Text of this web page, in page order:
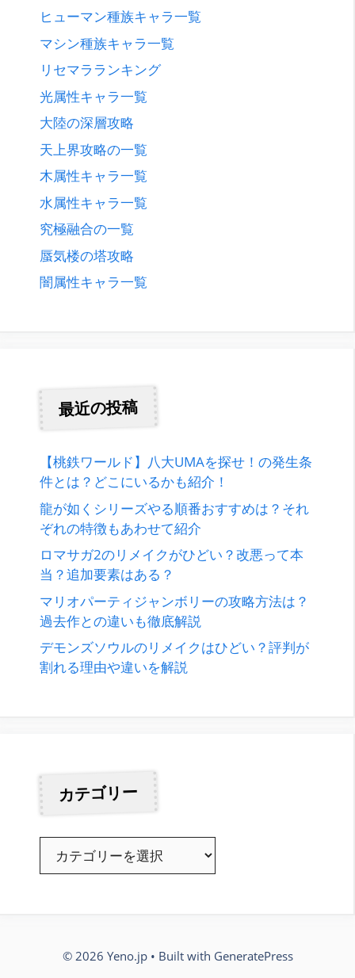
ヒューマン種族キャラ一覧
マシン種族キャラ一覧
リセマラランキング
光属性キャラ一覧
大陸の深層攻略
天上界攻略の一覧
木属性キャラ一覧
水属性キャラ一覧
究極融合の一覧
蜃気楼の塔攻略
闇属性キャラ一覧
最近の投稿
【桃鉄ワールド】八大UMAを探せ！の発生条
件とは？どこにいるかも紹介！
龍が如くシリーズやる順番おすすめは？それ
ぞれの特徴もあわせて紹介
ロマサガ2のリメイクがひどい？改悪って本
当？追加要素はある？
マリオパーティジャンボリーの攻略方法は？
過去作との違いも徹底解説
デモンズソウルのリメイクはひどい？評判が
割れる理由や違いを解説
カテゴリー
© 2026 Yeno.jp• Built with GeneratePress